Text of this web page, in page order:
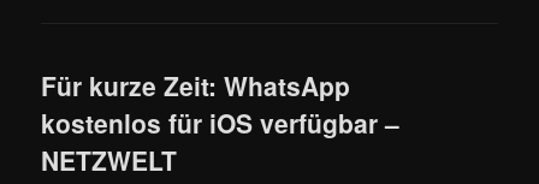
Für kurze Zeit: WhatsApp
kostenlos für iOS verfügbar –
NETZWELT